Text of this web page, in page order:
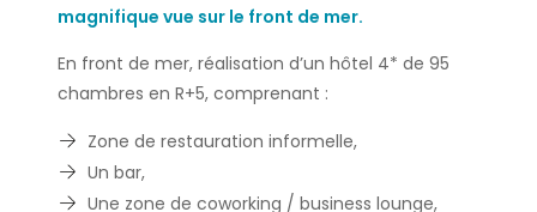
magnifique vue sur le front de mer.
En front de mer, réalisation d’un hôtel 4* de 95
chambres en R+5, comprenant :
Zone de restauration informelle,
Un bar,
Une zone de coworking / business lounge,